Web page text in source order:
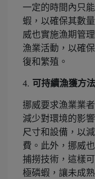
一定的時間內只
蝦，以確保其數
威也實施漁期管
漁業活動，以確
復和繁殖。
4. 可持續漁獲方
挪威要求漁業業
減少對環境的影
尺寸和設備，以
費。此外，挪威
捕撈技術，這樣
極磷蝦，讓未成